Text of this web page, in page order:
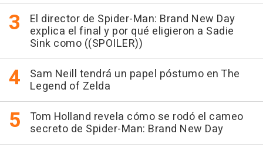
El director de Spider-Man: Brand New Day
explica el final y por qué eligieron a Sadie
Sink como ((SPOILER))
Sam Neill tendrá un papel póstumo en The
Legend of Zelda
Tom Holland revela cómo se rodó el cameo
secreto de Spider-Man: Brand New Day